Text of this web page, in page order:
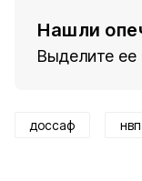
Нашли
Выделите
доссаф нвп